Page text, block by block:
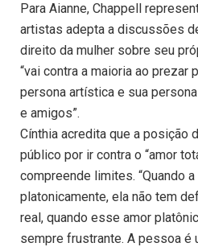
Para Aianne, Chappell
artistas adepta a discussões
direito da mulher sobre seu
“vai contra a maioria ao prezar
persona artística e sua
e amigos”.
Cínthia acredita que a posição
público por ir contra o “amor
compreende limites. “Quando
platonicamente, ela não tem
real, quando esse amor
sempre frustrante. A pessoa é